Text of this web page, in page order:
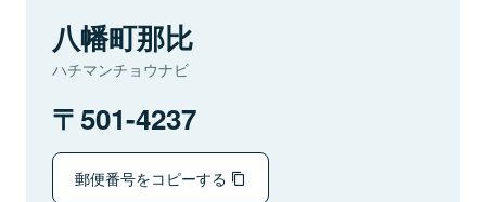
八幡町那比
ハチマンチョウナビ
501-4237
郵便番号をコピーする